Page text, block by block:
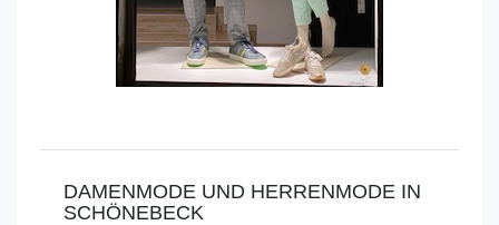
DAMENMODE UND HERRENMODE IN
SCHÖNEBECK